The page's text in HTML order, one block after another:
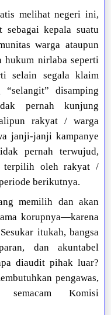
melihat negeri ini,
sebagai kepala suatu
warga ataupun
hukum nirlaba seperti
selain segala klaim
disamping
pernah kunjung
rakyat / warga
janji-janji kampanye
pernah terwujud,
terpilih oleh rakyat /
berikutnya.
memilih dan akan
korupnya—karena
itukah, bangsa
dan akuntabel
diaudit pihak luar?
pengawas,
semacam Komisi